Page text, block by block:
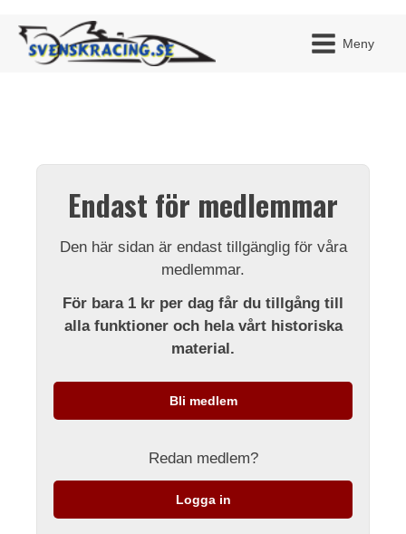
Meny
Endast för medlemmar
Den här sidan är endast tillgänglig för våra
medlemmar.
För bara 1 kr per dag får du tillgång till
alla funktioner och hela vårt historiska
material.
Bli medlem
Redan medlem?
Logga in